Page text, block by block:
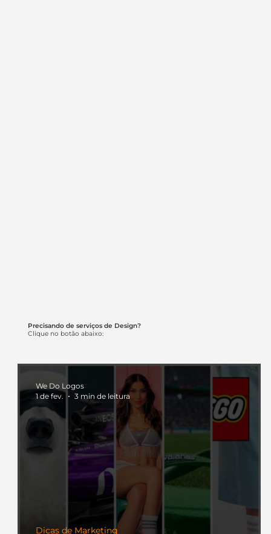
Precisando de serviços de Design?
Clique no botão abaixo:
Dicas de Marketing
We Do Logos
1 de fev.
3 min de leitura